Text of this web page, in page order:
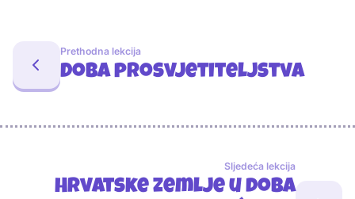
Prethodna lekcija
Doba prosvjetiteljstva
Sljedeća lekcija
Hrvatske zemlje u doba